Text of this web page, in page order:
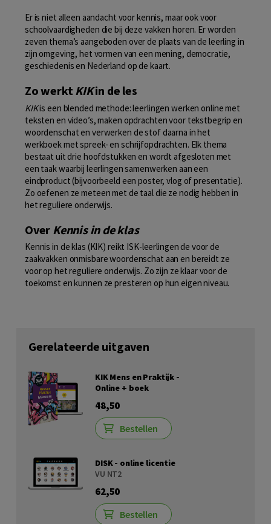
Er is niet alleen aandacht voor kennis, maar ook voor
schoolvaardigheden die bij deze vakken horen. Er worden
zeven thema’s aangeboden over de plaats van de leerling in
zijn omgeving, het vormen van een mening, democratie,
geschiedenis en Nederland op de kaart.
Zo werkt KIKin de les
KIKis een blended methode: leerlingen werken online met
teksten en video’s, maken opdrachten voor tekstbegrip en
woordenschat en verwerken de stof daarna in het
werkboek met spreek- en schrijfopdrachten. Elk thema
bestaat uit drie hoofdstukken en wordt afgesloten met
een taak waarbij leerlingen samenwerken aan een
eindproduct (bijvoorbeeld een poster, vlog of presentatie).
Zo oefenen ze meteen met de taal die ze nodig hebben in
het reguliere onderwijs.
Over Kennis in de klas
Kennis in de klas (KIK) reikt ISK-leerlingen de voor de
zaakvakken onmisbare woordenschat aan en bereidt ze
voor op het reguliere onderwijs. Zo zijn ze klaar voor de
toekomst en kunnen ze presteren op hun eigen niveau.
Gerelateerde uitgaven
KIK Mens en Praktijk -
Online + boek
48,50
Bestellen
DISK - online licentie
VU NT2
62,50
Bestellen